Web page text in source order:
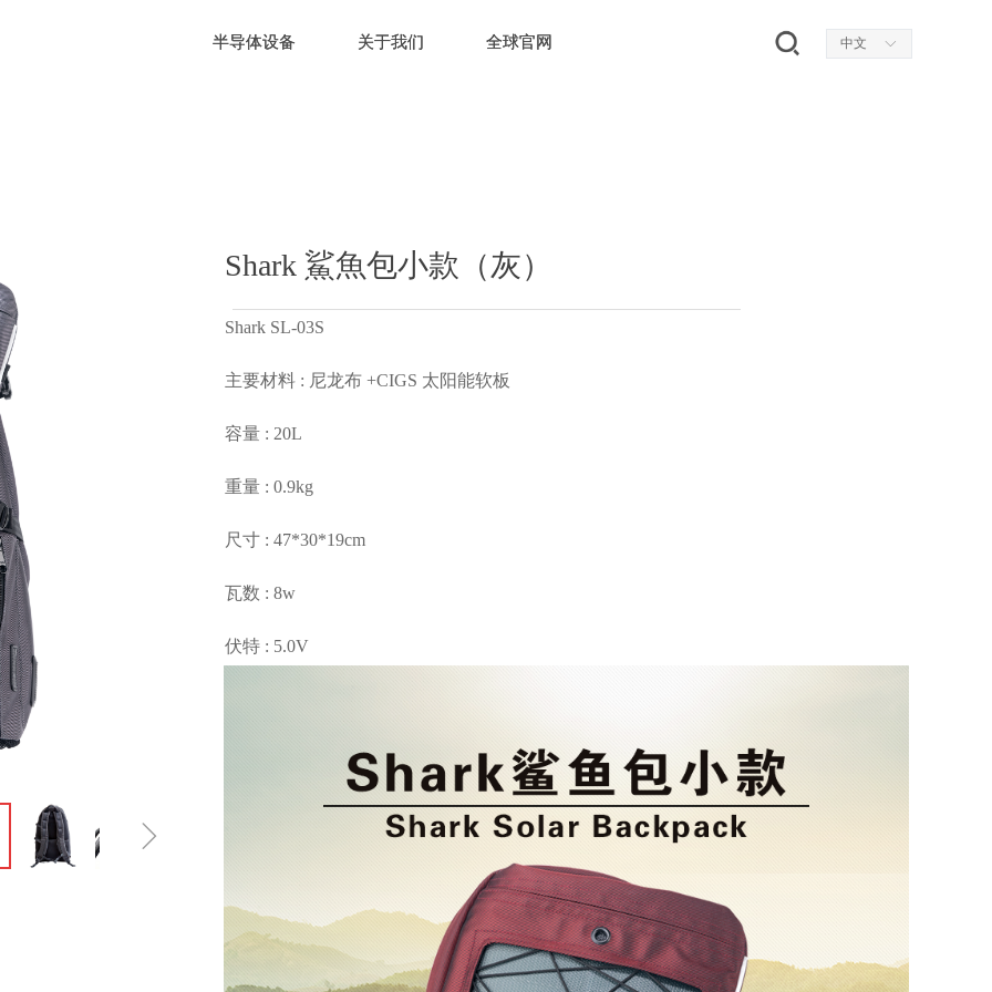
ꀅ
中文
半导体设备 关于我们 全球官网
半导体设备 关于我们 全球官网
ꁇ
Shark 鯊魚包小款（灰）
Shark SL-03S
主要材料 : 尼龙布 +CIGS 太阳能软板
容量 : 20L
重量 : 0.9kg
尺寸 : 47*30*19cm
瓦数 : 8w
伏特 : 5.0V
特色 : 超大容量，防水拉鍊， USB 双 向端口